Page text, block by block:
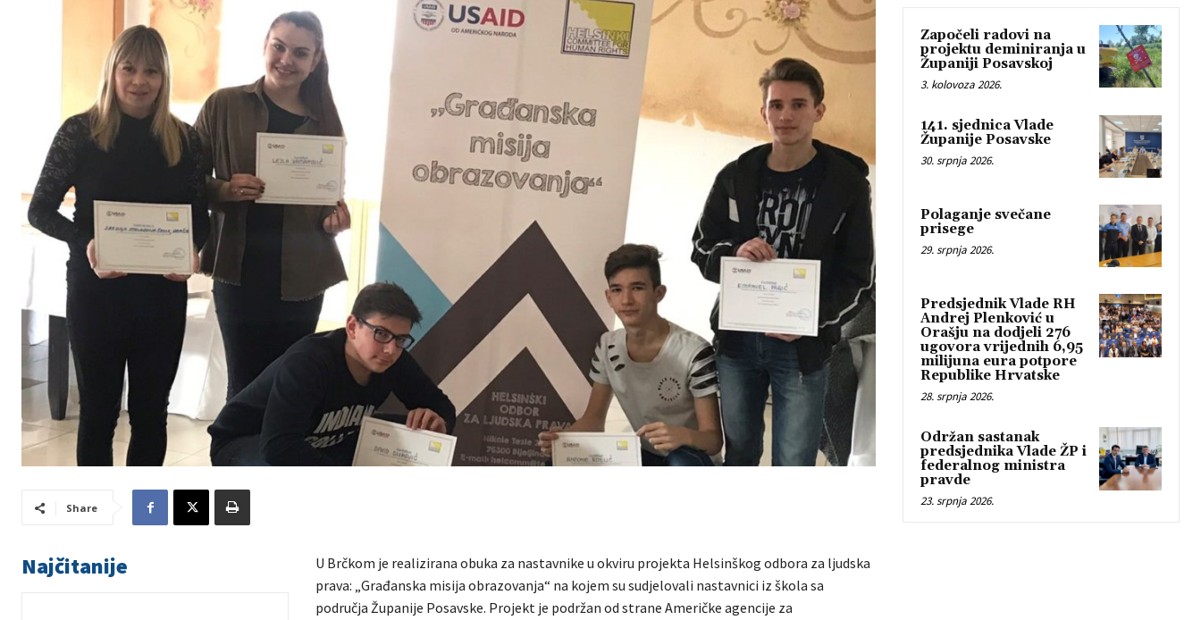
Share
Najčitanije
U Brčkom je realizirana obuka za nastavnike u okviru projekta Helsinškog odbora za ljudska
prava: „Građanska misija obrazovanja“ na kojem su sudjelovali nastavnici iz škola sa
područja Županije Posavske. Projekt je podržan od strane Američke agencije za
Započeli radovi na
projektu deminiranja u
Županiji Posavskoj
3. kolovoza 2026.
141. sjednica Vlade
Županije Posavske
30. srpnja 2026.
Polaganje svečane
prisege
29. srpnja 2026.
Predsjednik Vlade RH
Andrej Plenković u
Orašju na dodjeli 276
ugovora vrijednih 6,95
milijuna eura potpore
Republike Hrvatske
28. srpnja 2026.
Održan sastanak
predsjednika Vlade ŽP i
federalnog ministra
pravde
23. srpnja 2026.